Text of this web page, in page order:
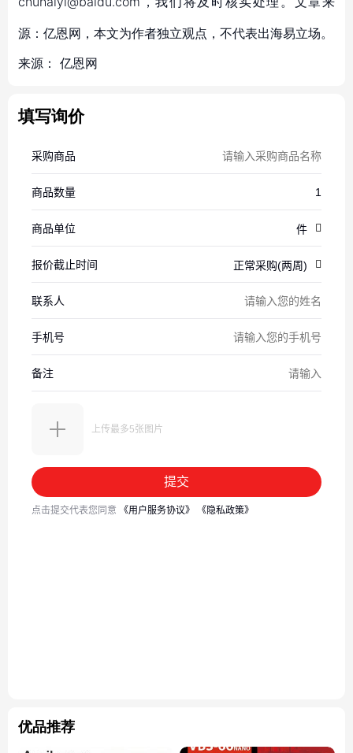
源：亿恩网，本文为作者独立观点，不代表出海易立场。
来源： 亿恩网
填写询价
优品推荐